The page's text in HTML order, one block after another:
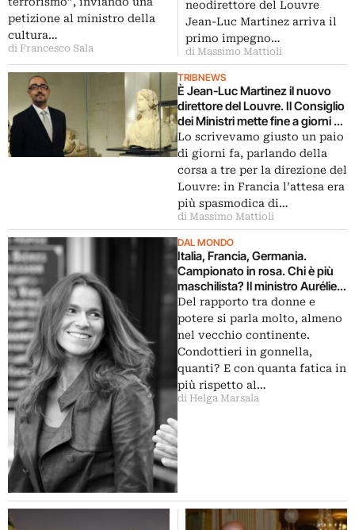
invitano alla lotta armata
petizione al ministro della
cultura…
di Francesco Sala
neodirettore del Louvre
Jean-Luc Martinez arriva il
primo impegno…
di Massimo Mattioli
TRIBNEWS
È Jean-Luc Martinez il nuovo
direttore del Louvre. Il Consiglio
dei Ministri mette fine a giorni di
tensioni fra i tre candidati,
optando per l’”uomo di
Loyrette”
Lo scrivevamo giusto un paio
di giorni fa, parlando della
corsa a tre per la direzione del
Louvre: in Francia l’attesa era
più spasmodica di…
di Massimo Mattioli
DAL MONDO
Italia, Francia, Germania.
Campionato in rosa. Chi è più
maschilista? Il ministro Aurélie
Filippetti al Louvre ci vorrebbe
una donna. Mentre i musei
italiani, a sorpresa…
Del rapporto tra donne e
potere si parla molto, almeno
nel vecchio continente.
Condottieri in gonnella,
quanti? E con quanta fatica in
più rispetto al…
di Helga Marsala